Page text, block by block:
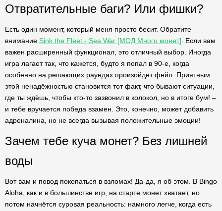
Отвратительные баги? Или фишки?
Есть один момент, который меня просто бесит. Обратите
внимание Sink the Fleet - Sea War [МОД Много монет] . Если вам
важен расширенный функционал, это отличный выбор. Иногда
игра лагает так, что кажется, будто я попал в 90-е, когда
особенно на решающих раундах произойдет фейл. Приятным
этой ненадёжностью становится тот факт, что бывают ситуации,
где ты ждёшь, чтобы кто-то зазвонил в колокол, но в итоге бум! –
и тебе вручается победа взамен. Это, конечно, может добавить
адреналина, но не всегда вызывая положительные эмоции!
Зачем тебе куча монет? Без лишней
воды
Вот вам и повод покопаться в взломах! Да-да, я об этом. В Bingo
Aloha, как и в большинстве игр, на старте монет хватает, но
потом начнётся суровая реальность: намного легче, когда есть